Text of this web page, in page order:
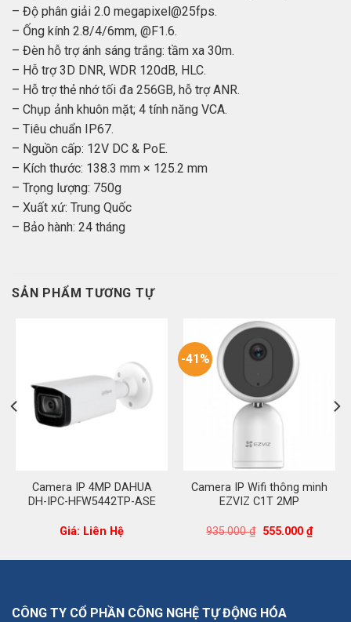
– Độ phân giải 2.0 megapixel@25fps.
– Ống kính 2.8/4/6mm, @F1.6.
– Đèn hỗ trợ ánh sáng trắng: tầm xa 30m.
– Hỗ trợ 3D DNR, WDR 120dB, HLC.
– Hỗ trợ thẻ nhớ tối đa 256GB, hỗ trợ ANR.
– Chụp ảnh khuôn mặt; 4 tính năng VCA.
– Tiêu chuẩn IP67.
– Nguồn cấp: 12V DC & PoE.
– Kích thước: 138.3 mm × 125.2 mm
– Trọng lượng: 750g
– Xuất xứ: Trung Quốc
– Bảo hành: 24 tháng
SẢN PHẨM TƯƠNG TỰ
Camera IP 4MP DAHUA
DH-IPC-HFW5442TP-ASE
Giá: Liên Hệ
-41%
Camera IP Wifi thông minh
EZVIZ C1T 2MP
935.000₫ Giá
935.000 ₫.
555.000 ₫Giá
hiện
là:
CÔNG TY CỔ PHẦN CÔNG NGHỆ TỰ ĐỘNG HÓA